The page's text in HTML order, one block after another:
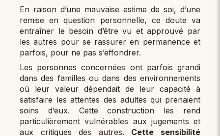
En raison d’une mauvaise estime de soi, d’une
remise en question personnelle, ce doute va
entraîner le besoin d’être vu et approuvé par
les autres pour se rassurer en permanence et
parfois, pour ne pas s’effondrer.
Les personnes concernées ont parfois grandi
dans des familles ou dans des environnements
où leur valeur dépendait de leur capacité à
satisfaire les attentes des adultes qui prenaient
soins d’eux. Cette construction les rend
particulièrement vulnérables aux jugements et
aux critiques des autres. Cette sensibilité